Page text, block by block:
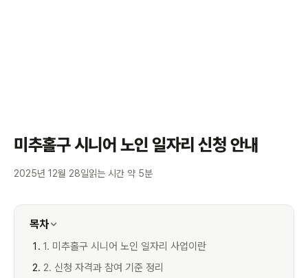
미추홀구 시니어 노인 일자리 신청 안내
2025년 12월 28일읽는 시간 약 5분
목차
1. 미추홀구 시니어 노인 일자리 사업이란
2. 신청 자격과 참여 기준 정리